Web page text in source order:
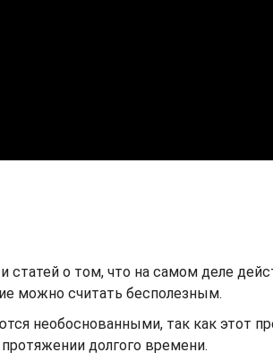
статей о том, что на самом деле
можно считать бесполезным.
необоснованными, так как этот
долгого времени.